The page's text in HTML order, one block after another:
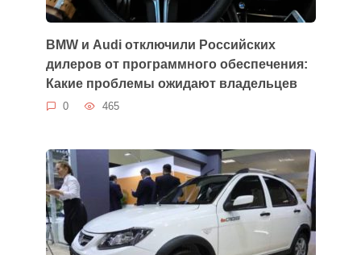
BMW и Audi отключили Российских
дилеров от программного обеспечения:
Какие проблемы ожидают владельцев
0 465